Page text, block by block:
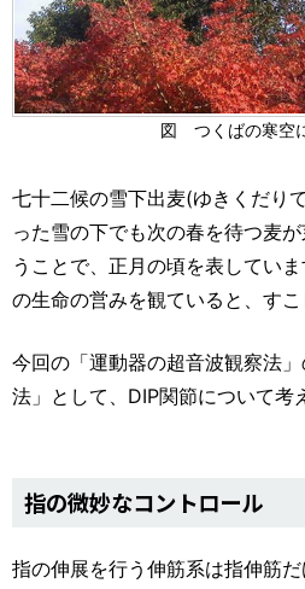
図 つくばの寒空
七十二候の雪下出麦(ゆきくだり
った雪の下でも次の春を待つ麦
うことで、正月の頃を表してい
の生命の営みを観ていると、すこ
今回の「運動器の超音波観察法
法」として、DIP関節について考
指の微妙なコントロール
指の伸展を行う伸筋系は指伸筋